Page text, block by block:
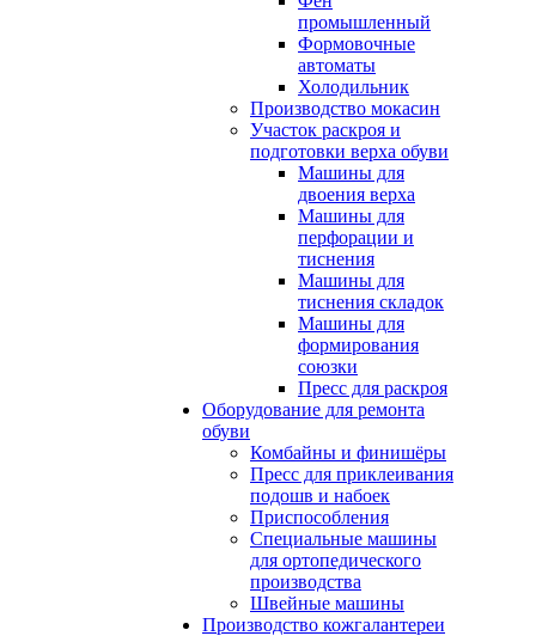
промышленный
Формовочные
автоматы
Холодильник
Производство мокасин
Участок раскроя и
подготовки верха обуви
Машины для
двоения верха
Машины для
перфорации и
тиснения
Машины для
тиснения складок
Машины для
формирования
союзки
Пресс для раскроя
Оборудование для ремонта
обуви
Комбайны и финишёры
Пресс для приклеивания
подошв и набоек
Приспособления
Специальные машины
для ортопедического
производства
Швейные машины
Производство кожгалантереи